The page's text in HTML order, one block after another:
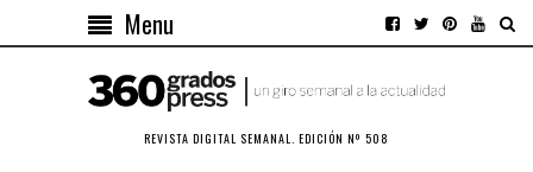
Menu
REVISTA DIGITAL SEMANAL. EDICIÓN Nº 508